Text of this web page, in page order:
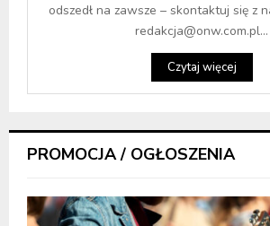
odszedł na zawsze – skontaktuj się z
redakcja@onw.com.pl...
Czytaj więcej
PROMOCJA / OGŁOSZENIA